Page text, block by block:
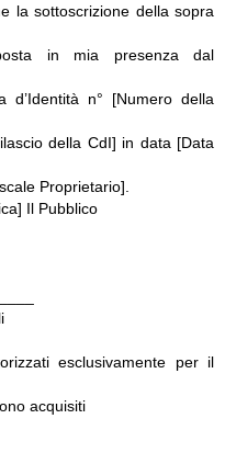
la sottoscrizione della sopra
in mia presenza dal
d’Identità n° [Numero della
della CdI] in data [Data
Proprietario].
Il Pubblico
esclusivamente per il
acquisiti